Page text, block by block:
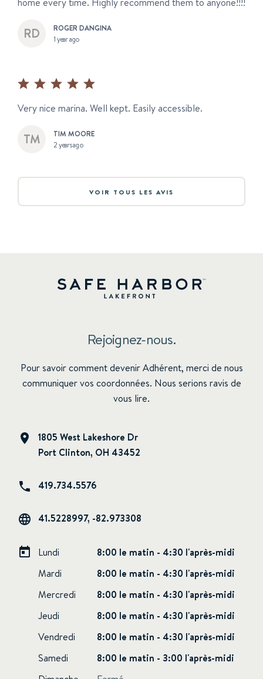
ROGER DANGINA
1 year ago
Very nice marina. Well kept. Easily accessible.
TIM MOORE
2 years ago
VOIR TOUS LES AVIS
Rejoignez-nous.
Pour savoir comment devenir Adhérent, merci de nous
communiquer vos coordonnées. Nous serions ravis de
vous lire.
1805 West Lakeshore Dr
Port Clinton, OH 43452
419.734.5576
41.5228997, -82.973308
Lundi
8:00 le matin - 4:30 l'après-midi
Mardi
8:00 le matin - 4:30 l'après-midi
Mercredi
8:00 le matin - 4:30 l'après-midi
Jeudi
8:00 le matin - 4:30 l'après-midi
Vendredi
8:00 le matin - 4:30 l'après-midi
Samedi
8:00 le matin - 3:00 l'après-midi